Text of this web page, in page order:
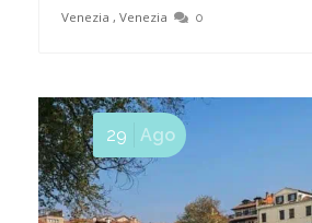
Venezia , Venezia 0
29 Ago